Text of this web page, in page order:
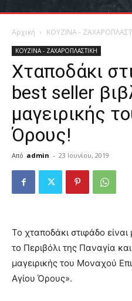
Αρχική ΚΟΥΖΙΝΑ -
ΚΟΥΖΙΝΑ - ΖΑΧΑΡΟΠΛΑΣΤΙΚΗ
Χταποδάκι
best seller
μαγειρικής
Όρους!
Από admin - 23 Ιουνίου, 2019
Το χταποδάκι στιφάδο
το Περιβόλι της Παναγία
μαγειρικής του Μοναχού
Αγίου Όρους».